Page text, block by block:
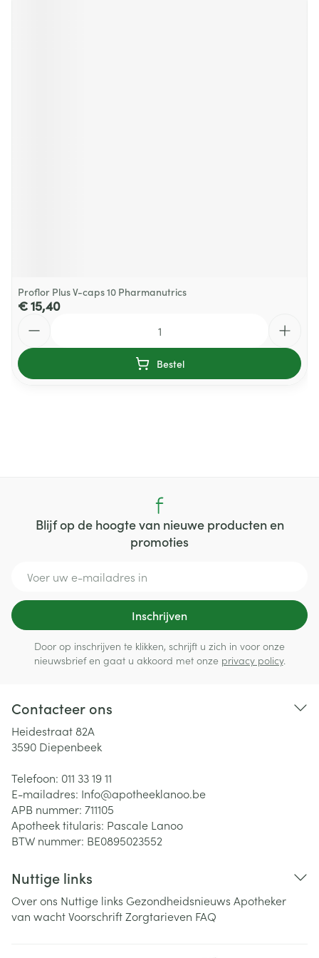
Proflor Plus V-caps 10 Pharmanutrics
€ 15,40
Bestel
Blijf op de hoogte van nieuwe producten en
promoties
Inschrijven
Door op inschrijven te klikken, schrijft u zich in voor onze
nieuwsbrief en gaat u akkoord met onze privacy policy.
Contacteer ons
Heidestraat 82A
3590 Diepenbeek
Telefoon: 011 33 19 11
E-mailadres: Info@apotheeklanoo.be
APB nummer: 711105
Apotheek titularis: Pascale Lanoo
BTW nummer: BE0895023552
Nuttige links
Over ons Nuttige links Gezondheidsnieuws Apotheker
van wachtVoorschriftZorgtarieven FAQ